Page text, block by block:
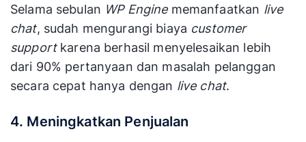
Selama sebulan WP Enginememanfaatkan live
chat, sudah mengurangi biaya customer
supportkarena berhasil menyelesaikan lebih
dari 90% pertanyaan dan masalah pelanggan
secara cepat hanya dengan live chat.
4. Meningkatkan Penjualan